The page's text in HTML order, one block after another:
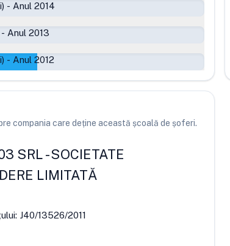
- Anul 2014
- Anul 2013
- Anul 2012
compania care deține această școală de șoferi.
SRL-SOCIETATE
LIMITATĂ
J40/13526/2011